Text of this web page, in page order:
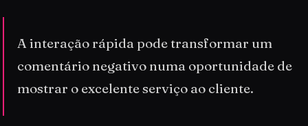
A interação rápida pode transformar um
comentário negativo numa oportunidade de
mostrar o excelente serviço ao cliente.